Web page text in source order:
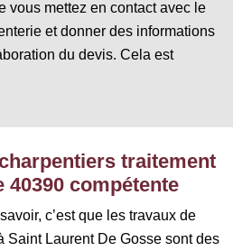
vous mettez en contact avec le
et donner des informations
du devis. Cela est
traitement
40390 compétente
c’est que les travaux de
Saint Laurent De Gosse sont des